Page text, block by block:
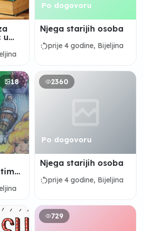
u
Po dogovoru
Njega starijih osoba
rotate_leftprije 4 godine, Bijeljina
18 2360
Po dogovoru
Njega starijih osoba
rotate_leftprije 4 godine, Bijeljina
729